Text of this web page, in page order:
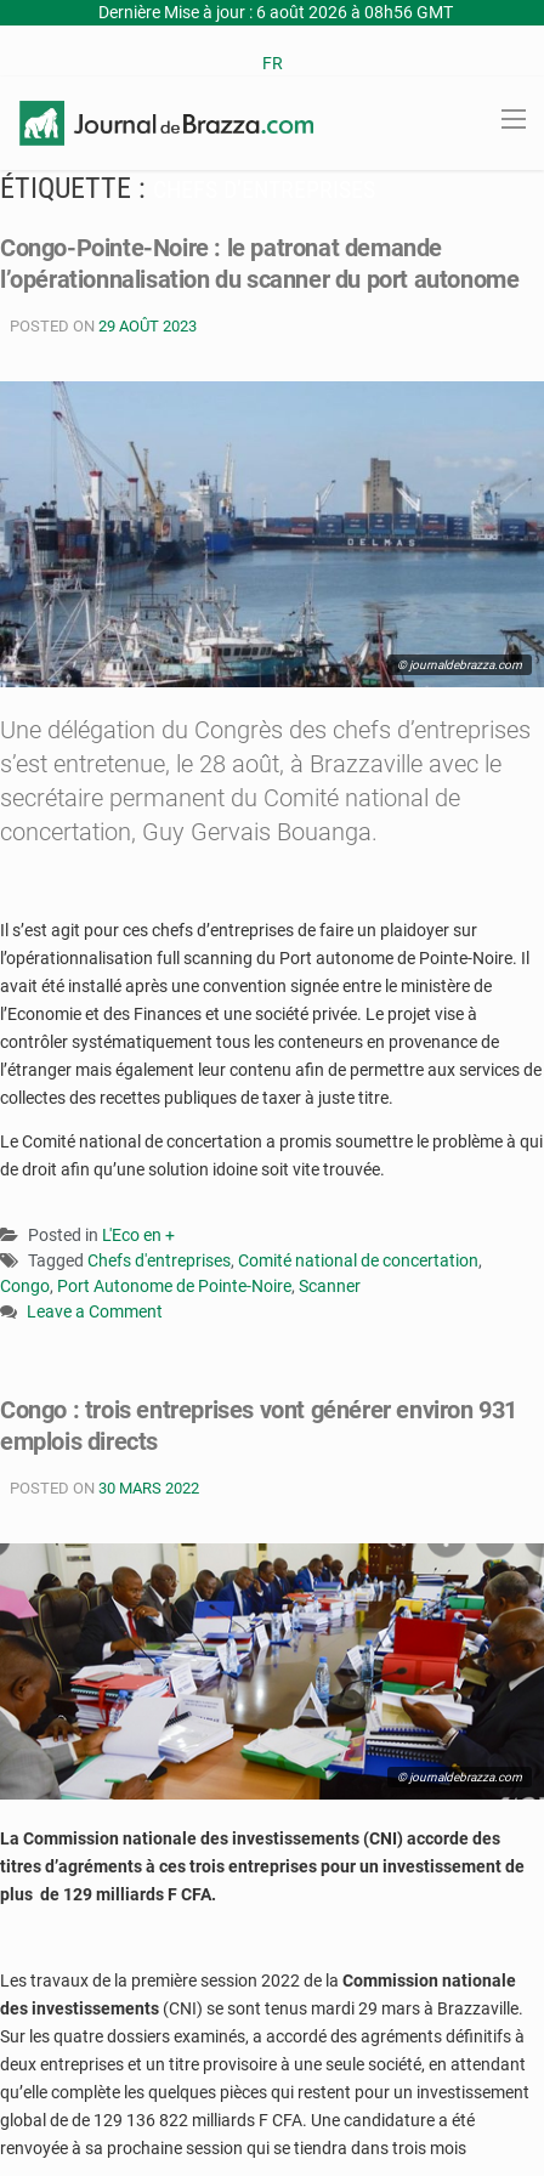
Dernière Mise à jour : 6 août 2026 à 08h56 GMT
FR
ÉTIQUETTE :
Congo-Pointe-Noire : le patronat demande
l’opérationnalisation du scanner du port autonome
POSTED ON 29 AOÛT 2023
© journaldebrazza.com
Une délégation du Congrès des chefs d’entreprises
s’est entretenue, le 28 août, à Brazzaville avec le
secrétaire permanent du Comité national de
concertation, Guy Gervais Bouanga.
Il s’est agit pour ces chefs d’entreprises de faire un plaidoyer sur
l’opérationnalisation full scanning du Port autonome de Pointe-Noire. Il
avait été installé après une convention signée entre le ministère de
l’Economie et des Finances et une société privée. Le projet vise à
contrôler systématiquement tous les conteneurs en provenance de
l’étranger mais également leur contenu afin de permettre aux services de
collectes des recettes publiques de taxer à juste titre.
Le Comité national de concertation a promis soumettre le problème à qui
de droit afin qu’une solution idoine soit vite trouvée.
Posted in L'Eco en +
Tagged Chefs d'entreprises, Comité national de concertation,
Congo, Port Autonome de Pointe-Noire, Scanner
Leave a Comment
Noire
:
patronat
l’opérationnalisation
scanner
du
port
autonome
Congo : trois entreprises vont générer environ 931
emplois directs
POSTED ON 30 MARS 2022
© journaldebrazza.com
La Commission nationale des investissements (CNI) accorde des
titres d’agréments à ces trois entreprises pour un investissement de
plus de 129 milliards F CFA.
Les travaux de la première session 2022 de la Commission nationale
des investissements (CNI) se sont tenus mardi 29 mars à Brazzaville.
Sur les quatre dossiers examinés, a accordé des agréments définitifs à
deux entreprises et un titre provisoire à une seule société, en attendant
qu’elle complète les quelques pièces qui restent pour un investissement
global de de 129 136 822 milliards F CFA. Une candidature a été
renvoyée à sa prochaine session qui se tiendra dans trois mois